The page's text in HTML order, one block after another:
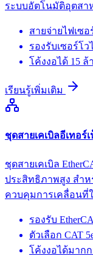
ระบบอัตโนมัติอุตสา
สายจ่ายไฟเซอ
รองรับเซอร์โ
โค้งงอได้ 15
เรียนรู้เพิ่มเติม
ชุดสายเคเบิลอีเทอร์
ชุดสายเคเบิล
ประสิทธิภาพสูง สำห
ควบคุมการเคลื่อนที่
รองรับ
ตัวเลือก CAT
โค้งงอได้มากก